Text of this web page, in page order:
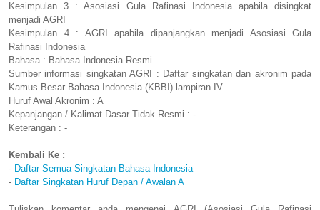
Kesimpulan 3 : Asosiasi Gula Rafinasi Indonesia apabila disingkat
menjadi AGRI
Kesimpulan 4 : AGRI apabila dipanjangkan menjadi Asosiasi Gula
Rafinasi Indonesia
Bahasa : Bahasa Indonesia Resmi
Sumber informasi singkatan AGRI : Daftar singkatan dan akronim pada
Kamus Besar Bahasa Indonesia (KBBI) lampiran IV
Huruf Awal Akronim : A
Kepanjangan / Kalimat Dasar Tidak Resmi : -
Keterangan : -
Kembali Ke :
- Daftar Semua Singkatan Bahasa Indonesia
- Daftar Singkatan Huruf Depan / Awalan A